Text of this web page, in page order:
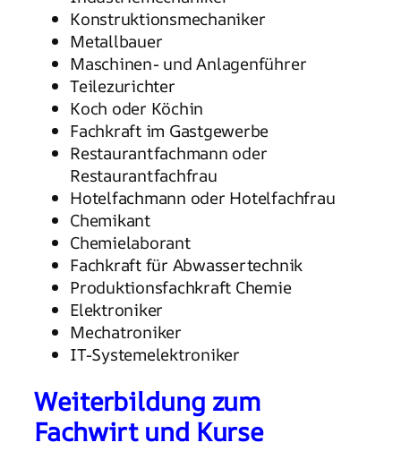
Konstruktionsmechaniker
Metallbauer
Maschinen- und Anlagenführer
Teilezurichter
Koch oder Köchin
Fachkraft im Gastgewerbe
Restaurantfachmann oder
Restaurantfachfrau
Hotelfachmann oder Hotelfachfrau
Chemikant
Chemielaborant
Fachkraft für Abwassertechnik
Produktionsfachkraft Chemie
Elektroniker
Mechatroniker
IT-Systemelektroniker
Weiterbildung zum
Fachwirt und Kurse